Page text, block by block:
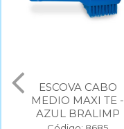
ESCOVA CABO
MEDIO MAXI TE -
AZUL BRALIMP